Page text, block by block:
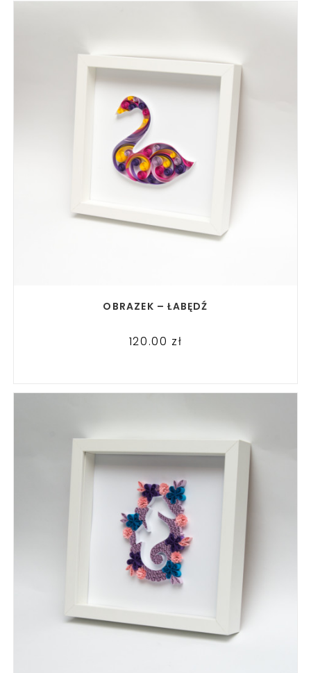
OBRAZEK – ŁABĘDŹ
120.00 zł